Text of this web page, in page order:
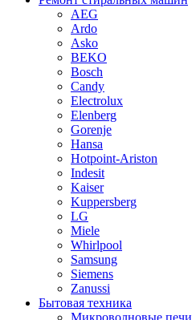
AEG
Ardo
Asko
BEKO
Bosch
Candy
Electrolux
Elenberg
Gorenje
Hansa
Hotpoint-Ariston
Indesit
Kaiser
Kuppersberg
LG
Miele
Whirlpool
Samsung
Siemens
Zanussi
Бытовая техника
Микроволновые печи